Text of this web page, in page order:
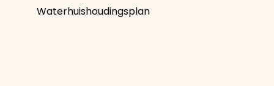
Waterhuishoudingsplan